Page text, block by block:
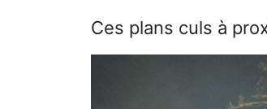
Ces plans culs à